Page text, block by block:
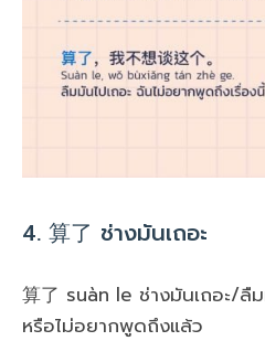
4. 算了 ช่างมันเถอะ
算了 suàn le ช่างมันเถอะ/ลืม
หรือไม่อยากพูดถึงแล้ว